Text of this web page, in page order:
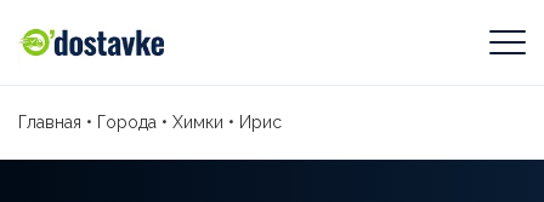
Главная • Города • Химки • Ирис